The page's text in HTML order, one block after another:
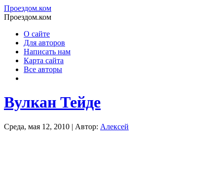
Проездом.ком
Проездом.ком
О сайте
Для авторов
Написать нам
Карта сайта
Все авторы
Вулкан Тейде
Среда, мая 12, 2010 | Автор: Алексей